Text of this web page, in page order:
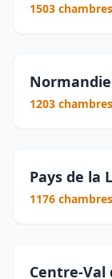
1503
Normandie
1203
Pays de la
1176
Centre-Val